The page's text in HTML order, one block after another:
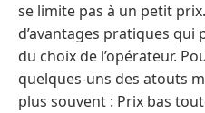
se limite pas à un petit
d’avantages pratiques
du choix de l’opérateur.
quelques-uns des atouts
plus souvent : Prix bas